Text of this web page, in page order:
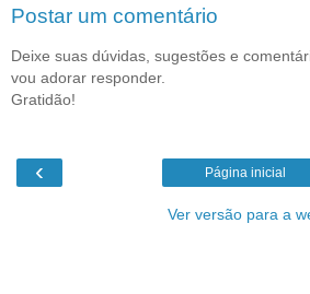
Postar um comentário
Deixe suas dúvidas, sugestões e
vou adorar responder.
Gratidão!
‹ Página inicial
Ver versão para a